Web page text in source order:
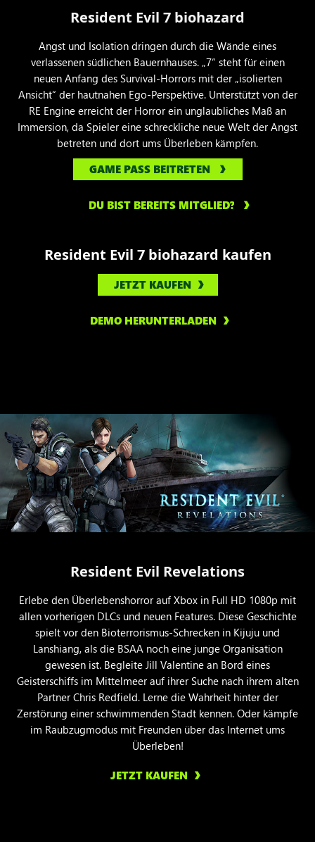
Resident Evil 7 biohazard
Angst und Isolation dringen durch die Wände eines
verlassenen südlichen Bauernhauses. „7“ steht für einen
neuen Anfang des Survival-Horrors mit der „isolierten
Ansicht“ der hautnahen Ego-Perspektive. Unterstützt von der
RE Engine erreicht der Horror ein unglaubliches Maß an
Immersion, da Spieler eine schreckliche neue Welt der Angst
betreten und dort ums Überleben kämpfen.
GAME PASS BEITRETEN
DU BIST BEREITS MITGLIED?
Resident Evil 7 biohazard kaufen
JETZT KAUFEN
DEMO HERUNTERLADEN
Resident Evil Revelations
Erlebe den Überlebenshorror auf Xbox in Full HD 1080p mit
allen vorherigen DLCs und neuen Features. Diese Geschichte
spielt vor den Bioterrorismus-Schrecken in Kijuju und
Lanshiang, als die BSAA noch eine junge Organisation
gewesen ist. Begleite Jill Valentine an Bord eines
Geisterschiffs im Mittelmeer auf ihrer Suche nach ihrem alten
Partner Chris Redfield. Lerne die Wahrheit hinter der
Zerstörung einer schwimmenden Stadt kennen. Oder kämpfe
im Raubzugmodus mit Freunden über das Internet ums
Überleben!
JETZT KAUFEN